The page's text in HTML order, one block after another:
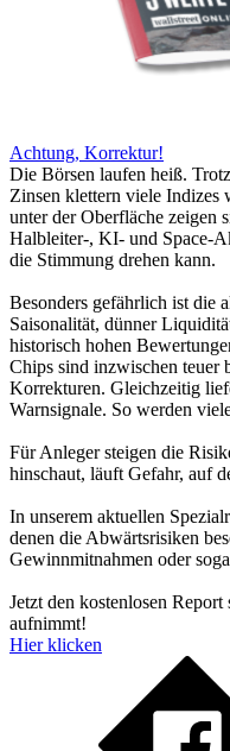
Achtung, Korrektur!
Die Börsen laufen heiß.
Zinsen klettern viele
unter der Oberfläche zeigen
Halbleiter-, KI- und Space-
die Stimmung drehen kann.
Besonders gefährlich ist die
Saisonalität, dünner
historisch hohen
Chips sind inzwischen teuer
Korrekturen. Gleichzeitig
Warnsignale. So werden
Für Anleger steigen die
hinschaut, läuft Gefahr, auf
In unserem aktuellen
denen die Abwärtsrisiken
Gewinnmitnahmen oder
Jetzt den kostenlosen
aufnimmt!
Hier klicken